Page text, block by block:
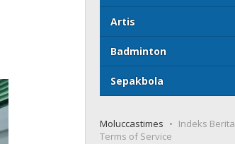
Artis
Badminton
Sepakbola
Moluccastimes
Indeks Berita
Terms of Service